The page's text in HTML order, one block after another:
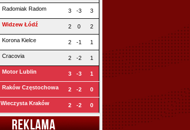
Radomiak Radom 3 -3 3
Widzew Łódź 2 0 2
Korona Kielce 2 -1 1
Cracovia 2 -2 1
Motor Lublin 3 -3 1
Raków Częstochowa 2 -2 0
Wieczysta Kraków 2 -2 0
REKLAMA